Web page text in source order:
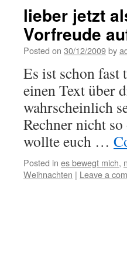
lieber jetzt
Vorfreude
Posted on 30/12/2009by
Es ist schon
einen Text über
wahrscheinlich
Rechner nicht
wollte euch …
Posted in es bewegt mich,
Weihnachten | Leave a